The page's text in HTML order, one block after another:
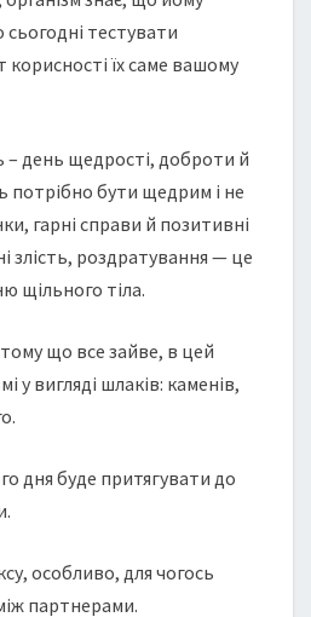
тестувати
їх саме вашому
– день щедрості, доброти й
потрібно бути щедрим і не
гарні справи й позитивні
злість, роздратування — це
щільного тіла.
що все зайве, в цей
у вигляді шлаків: каменів,
дня буде притягувати до
особливо, для чогось
партнерами.